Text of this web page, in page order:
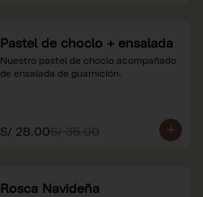
Pastel de choclo + ensalada
Nuestro pastel de choclo acompañado
de ensalada de guarnición.
S/ 28.00S/ 35.00
Rosca Navideña